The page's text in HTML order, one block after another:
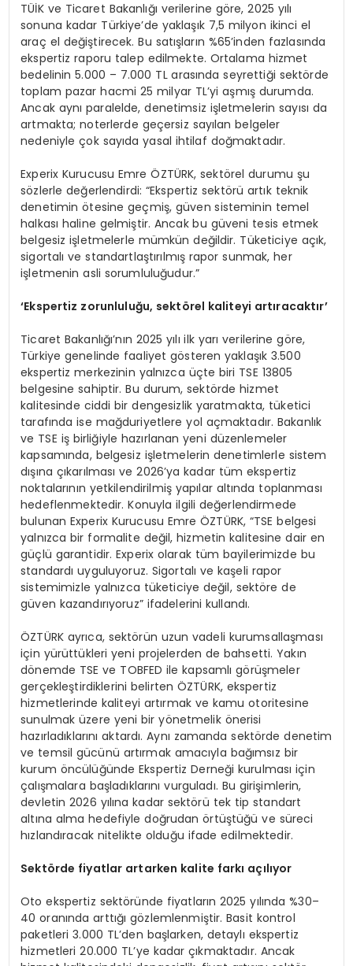
TÜİK ve Ticaret Bakanlığı verilerine göre, 2025 yılı
sonuna kadar Türkiye’de yaklaşık 7,5 milyon ikinci el
araç el değiştirecek. Bu satışların %65’inden fazlasında
ekspertiz raporu talep edilmekte. Ortalama hizmet
bedelinin 5.000 – 7.000 TL arasında seyrettiği sektörde
toplam pazar hacmi 25 milyar TL’yi aşmış durumda.
Ancak aynı paralelde, denetimsiz işletmelerin sayısı da
artmakta; noterlerde geçersiz sayılan belgeler
nedeniyle çok sayıda yasal ihtilaf doğmaktadır.
Experix Kurucusu Emre ÖZTÜRK, sektörel durumu şu
sözlerle değerlendirdi: “Ekspertiz sektörü artık teknik
denetimin ötesine geçmiş, güven sisteminin temel
halkası haline gelmiştir. Ancak bu güveni tesis etmek
belgesiz işletmelerle mümkün değildir. Tüketiciye açık,
sigortalı ve standartlaştırılmış rapor sunmak, her
işletmenin asli sorumluluğudur.”
‘Ekspertiz zorunluluğu, sektörel kaliteyi artıracaktır’
Ticaret Bakanlığı’nın 2025 yılı ilk yarı verilerine göre,
Türkiye genelinde faaliyet gösteren yaklaşık 3.500
ekspertiz merkezinin yalnızca üçte biri TSE 13805
belgesine sahiptir. Bu durum, sektörde hizmet
kalitesinde ciddi bir dengesizlik yaratmakta, tüketici
tarafında ise mağduriyetlere yol açmaktadır. Bakanlık
ve TSE iş birliğiyle hazırlanan yeni düzenlemeler
kapsamında, belgesiz işletmelerin denetimlerle sistem
dışına çıkarılması ve 2026’ya kadar tüm ekspertiz
noktalarının yetkilendirilmiş yapılar altında toplanması
hedeflenmektedir. Konuyla ilgili değerlendirmede
bulunan Experix Kurucusu Emre ÖZTÜRK, “TSE belgesi
yalnızca bir formalite değil, hizmetin kalitesine dair en
güçlü garantidir. Experix olarak tüm bayilerimizde bu
standardı uyguluyoruz. Sigortalı ve kaşeli rapor
sistemimizle yalnızca tüketiciye değil, sektöre de
güven kazandırıyoruz” ifadelerini kullandı.
ÖZTÜRK ayrıca, sektörün uzun vadeli kurumsallaşması
için yürüttükleri yeni projelerden de bahsetti. Yakın
dönemde TSE ve TOBFED ile kapsamlı görüşmeler
gerçekleştirdiklerini belirten ÖZTÜRK, ekspertiz
hizmetlerinde kaliteyi artırmak ve kamu otoritesine
sunulmak üzere yeni bir yönetmelik önerisi
hazırladıklarını aktardı. Aynı zamanda sektörde denetim
ve temsil gücünü artırmak amacıyla bağımsız bir
kurum öncülüğünde Ekspertiz Derneği kurulması için
çalışmalara başladıklarını vurguladı. Bu girişimlerin,
devletin 2026 yılına kadar sektörü tek tip standart
altına alma hedefiyle doğrudan örtüştüğü ve süreci
hızlandıracak nitelikte olduğu ifade edilmektedir.
Sektörde fiyatlar artarken kalite farkı açılıyor
Oto ekspertiz sektöründe fiyatların 2025 yılında %30–
40 oranında arttığı gözlemlenmiştir. Basit kontrol
paketleri 3.000 TL’den başlarken, detaylı ekspertiz
hizmetleri 20.000 TL’ye kadar çıkmaktadır. Ancak